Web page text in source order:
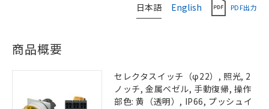
日本語 English PDF出力
商品概要
セレクタスイッチ（φ22）, 照光, 2
ノッチ, 金属ベゼル, 手動復帰, 操作
部色: 黄（透明）, IP66, プッシュイ